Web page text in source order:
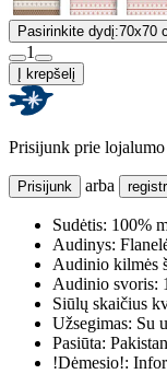
Pasirinkite dydį:70x70
1
Į krepšelį
Prisijunk prie
Prisijunk arba
Sudėtis: 100%
Audinys:
Audinio kilmės
Audinio svoris:
Siūlų skaičius
Užsegimas: Su
Pasiūta:
!Dėmesio!: